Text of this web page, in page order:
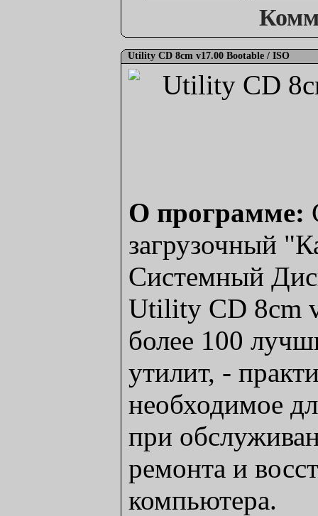
Utility CD 8cm v17.00 Bootable / ISO
О программе:
загрузочный
Системный
Utility CD 8cm
более 100
утилит, -
необходимое
при
ремонта и
компьютера.